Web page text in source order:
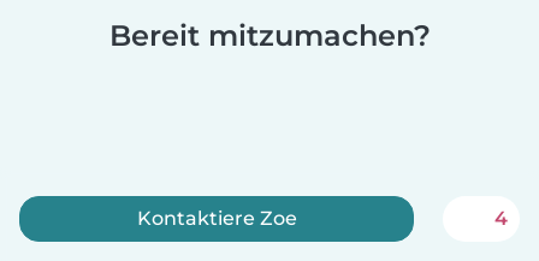
Bereit mitzumachen?
Kontaktiere Zoe 4